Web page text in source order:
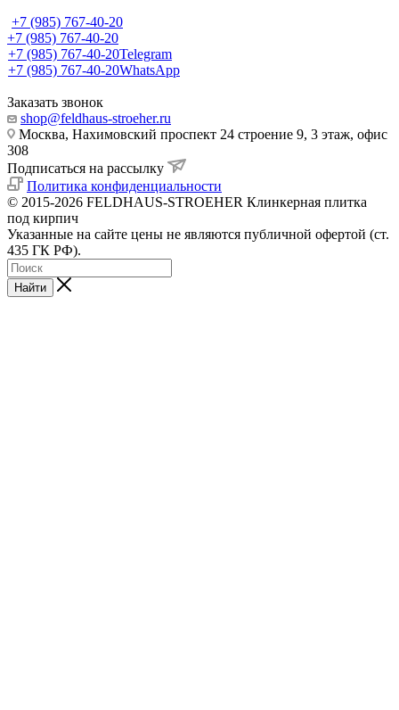
+7 (985) 767-40-20
+7 (985) 767-40-20
+7 (985) 767-40-20Telegram
+7 (985) 767-40-20WhatsApp
Заказать звонок
shop@feldhaus-stroeher.ru
Москва, Нахимовский проспект 24 строение 9, 3 этаж, офис
308
Подписаться на рассылку
Политика конфиденциальности
© 2015-2026 FELDHAUS-STROEHER Клинкерная плитка
под кирпич
Указанные на сайте цены не являются публичной офертой (ст.
435 ГК РФ).
Найти